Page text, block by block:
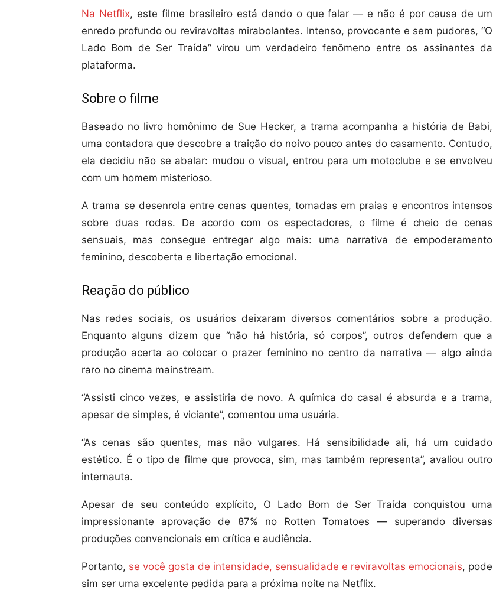
Na Netflix, este filme brasileiro está dando o que falar — e não é por causa de um
enredo profundo ou reviravoltas mirabolantes. Intenso, provocante e sem pudores, “O
Lado Bom de Ser Traída” virou um verdadeiro fenômeno entre os assinantes da
plataforma.
Sobre o filme
Baseado no livro homônimo de Sue Hecker, a trama acompanha a história de Babi,
uma contadora que descobre a traição do noivo pouco antes do casamento. Contudo,
ela decidiu não se abalar: mudou o visual, entrou para um motoclube e se envolveu
com um homem misterioso.
A trama se desenrola entre cenas quentes, tomadas em praias e encontros intensos
sobre duas rodas. De acordo com os espectadores, o filme é cheio de cenas
sensuais, mas consegue entregar algo mais: uma narrativa de empoderamento
feminino, descoberta e libertação emocional.
Reação do público
Nas redes sociais, os usuários deixaram diversos comentários sobre a produção.
Enquanto alguns dizem que “não há história, só corpos”, outros defendem que a
produção acerta ao colocar o prazer feminino no centro da narrativa — algo ainda
raro no cinema mainstream.
“Assisti cinco vezes, e assistiria de novo. A química do casal é absurda e a trama,
apesar de simples, é viciante”, comentou uma usuária.
“As cenas são quentes, mas não vulgares. Há sensibilidade ali, há um cuidado
estético. É o tipo de filme que provoca, sim, mas também representa”, avaliou outro
internauta.
Apesar de seu conteúdo explícito, O Lado Bom de Ser Traída conquistou uma
impressionante aprovação de 87% no Rotten Tomatoes — superando diversas
produções convencionais em crítica e audiência.
Portanto, se você gosta de intensidade, sensualidade e reviravoltas emocionais, pode
sim ser uma excelente pedida para a próxima noite na Netflix.